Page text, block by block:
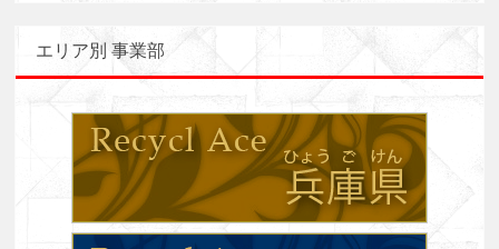
エリア別 事業部